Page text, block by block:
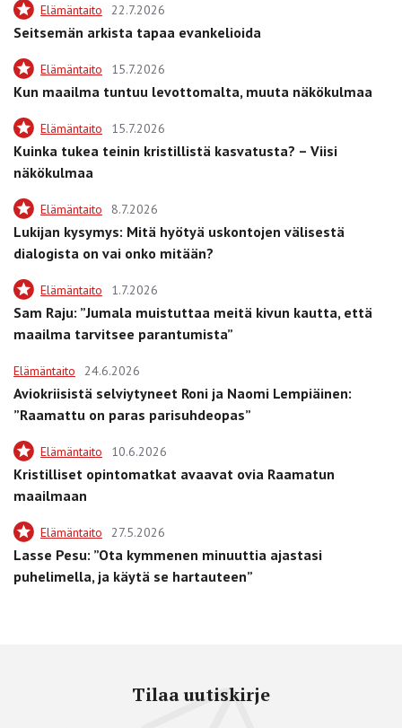
Elämäntaito 22.7.2026
Seitsemän arkista tapaa evankelioida
Elämäntaito 15.7.2026
Kun maailma tuntuu levottomalta, muuta näkökulmaa
Elämäntaito 15.7.2026
Kuinka tukea teinin kristillistä kasvatusta? – Viisi
näkökulmaa
Elämäntaito 8.7.2026
Lukijan kysymys: Mitä hyötyä uskontojen välisestä
dialogista on vai onko mitään?
Elämäntaito 1.7.2026
Sam Raju: ”Jumala muistuttaa meitä kivun kautta, että
maailma tarvitsee parantumista”
Elämäntaito 24.6.2026
Aviokriisistä selviytyneet Roni ja Naomi Lempiäinen:
”Raamattu on paras parisuhdeopas”
Elämäntaito 10.6.2026
Kristilliset opintomatkat avaavat ovia Raamatun
maailmaan
Elämäntaito 27.5.2026
Lasse Pesu: ”Ota kymmenen minuuttia ajastasi
puhelimella, ja käytä se hartauteen”
Tilaa uutiskirje